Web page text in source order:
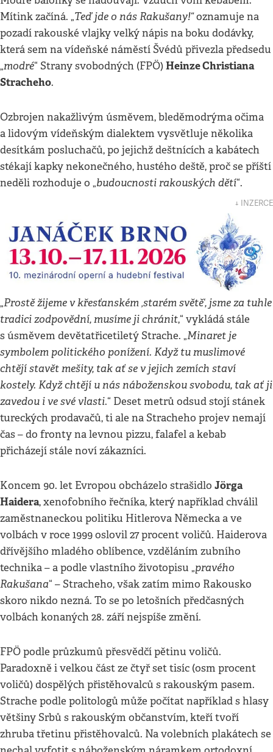
Mítink začíná. „Teď jde o nás Rakušany!“oznamuje na
pozadí rakouské vlajky velký nápis na boku dodávky,
která sem na vídeňské náměstí Švédů přivezla předsedu
„modré“ Strany svobodných (FPÖ)Heinze Christiana
Stracheho.
Ozbrojen nakažlivým úsměvem, bleděmodrýma očima
a lidovým vídeňským dialektem vysvětluje několika
desítkám posluchačů, po jejichž deštnících a kabátech
stékají kapky nekonečného, hustého deště, proč se příští
neděli rozhoduje o „budoucnosti rakouských dětí“.
↓ INZERCE
„Prostě žijeme v křesťanském ‚starém světě‘, jsme za tuhle
tradici zodpovědní, musíme ji chránit,“ vykládá stále
s úsměvem devětatřicetiletý Strache. „Minaret je
symbolem politického ponížení. Když tu muslimové
chtějí stavět mešity, tak ať se v jejich zemích staví
kostely. Když chtějí u nás náboženskou svobodu, tak ať ji
zavedou i ve své vlasti.“ Deset metrů odsud stojí stánek
tureckých prodavačů, ti ale na Stracheho projev nemají
čas – do fronty na levnou pizzu, falafel a kebab
přicházejí stále noví zákazníci.
Koncem 90. let Evropou obcházelo strašidlo Jörga
Haidera, xenofobního řečníka, který například chválil
zaměstnaneckou politiku Hitlerova Německa a ve
volbách v roce 1999 oslovil 27 procent voličů. Haiderova
dřívějšího mladého oblíbence, vzděláním zubního
technika – a podle vlastního životopisu „pravého
Rakušana“ – Stracheho, však zatím mimo Rakousko
skoro nikdo nezná. To se po letošních předčasných
volbách konaných 28. září nejspíše změní.
FPÖ podle průzkumů přesvědčí pětinu voličů.
Paradoxně i velkou část ze čtyř set tisíc (osm procent
voličů) dospělých přistěhovalců s rakouským pasem.
Strache podle politologů může počítat například s hlasy
většiny Srbů s rakouským občanstvím, kteří tvoří
zhruba třetinu přistěhovalců. Na volebních plakátech se